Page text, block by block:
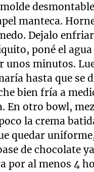
manteca.
Dejalo
poné el
minutos.
hasta que se
bien fría a
otro bowl,
la crema
quedar
de chocolate
por al menos 4